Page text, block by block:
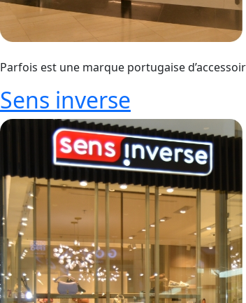
Parfois est une marque portugaise
Sens inverse